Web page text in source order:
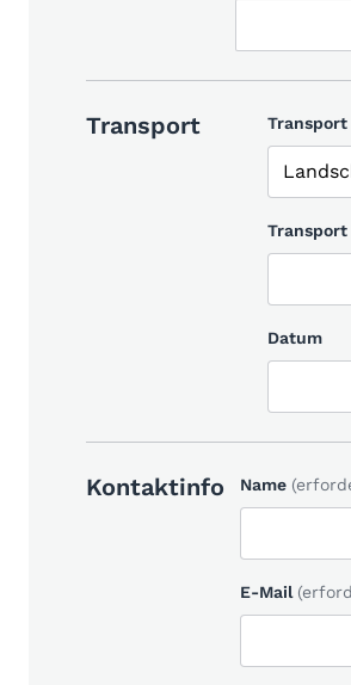
Transport Transport
Transport
Datum
Kontaktinfo Name
E-Mail